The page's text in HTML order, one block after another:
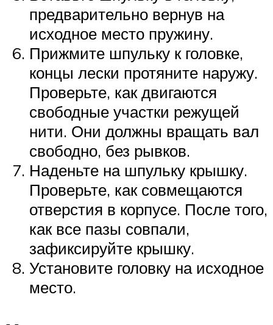
предварительно вернув на
исходное место пружину.
Прижмите шпульку к головке,
концы лески протяните наружу.
Проверьте, как двигаются
свободные участки режущей
нити. Они должны вращать вал
свободно, без рывков.
Наденьте на шпульку крышку.
Проверьте, как совмещаются
отверстия в корпусе. После того,
как все пазы совпали,
зафиксируйте крышку.
Установите головку на исходное
место.